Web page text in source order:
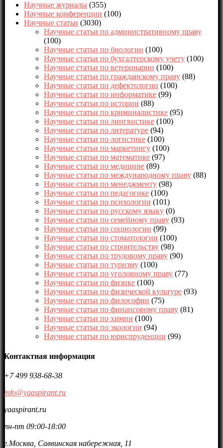
Научные журналы (355)
Научные конференции (100)
Научные статьи (3030)
Научные статьи по административному праву
(100)
Научные статьи по биологии (100)
Научные статьи по бухгалтерскому учету (100)
Научные статьи по ветеринарии (100)
Научные статьи по гражданскому праву (88)
Научные статьи по дефектологии (100)
Научные статьи по информатике (99)
Научные статьи по истории (88)
Научные статьи по криминалистике (95)
Научные статьи по лингвистике (100)
Научные статьи по литературе (94)
Научные статьи по логистике (100)
Научные статьи по маркетингу (100)
Научные статьи по математике (97)
Научные статьи по медицине (89)
Научные статьи по международному праву (88)
Научные статьи по менеджменту (98)
Научные статьи по педагогике (100)
Научные статьи по психологии (101)
Научные статьи по русскому языку (0)
Научные статьи по семейному праву (93)
Научные статьи по социологии (99)
Научные статьи по стоматологии (100)
Научные статьи по строительству (98)
Научные статьи по трудовому праву (90)
Научные статьи по туризму (100)
Научные статьи по уголовному праву (77)
Научные статьи по физике (100)
Научные статьи по физической культуре (93)
Научные статьи по философии (75)
Научные статьи по финансовому праву (81)
Научные статьи по химии (100)
Научные статьи по экологии (94)
Научные статьи по юриспруденции (99)
Контактная информация
+7 499 938-68-38
info@yaaspirant.ru
yaaspirant.ru
пн-пт 09:00-18:00
г.Москва, Саввинская набережная, 11